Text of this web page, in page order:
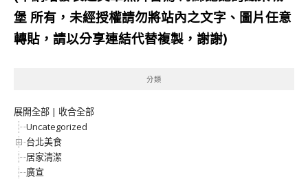
堡 所有，未經授權請勿將站內之文字、圖片任意
轉貼，請以分享連結代替複製，謝謝)
分類
展開全部 | 收合全部
Uncategorized
台北美食
居家清潔
廣宣